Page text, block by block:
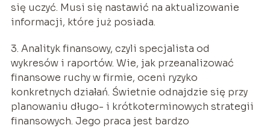
się uczyć. Musi się nastawić na aktualizowanie
informacji, które już posiada.
3. Analityk finansowy, czyli specjalista od
wykresów i raportów. Wie, jak przeanalizować
finansowe ruchy w firmie, oceni ryzyko
konkretnych działań. Świetnie odnajdzie się przy
planowaniu długo- i krótkoterminowych strategii
finansowych. Jego praca jest bardzo